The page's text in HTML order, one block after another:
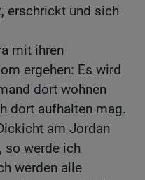
erschrickt und sich
mit ihren
ergehen: Es wird
dort wohnen
dort aufhalten mag.
am Jordan
so werde ich
werden alle